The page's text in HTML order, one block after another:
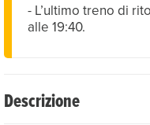
- L’ultimo treno di
alle 19:40.
Descrizione